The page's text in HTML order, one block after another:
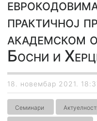
практичној
академском
Босни и
18. новембар 2021.
Семинари